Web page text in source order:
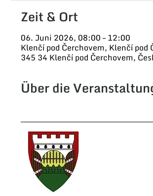
Zeit & Ort
06. Juni 2026, 08:00 – 12:00
Klenčí pod Čerchovem, Klenčí pod
345 34 Klenčí pod Čerchovem,
Über die